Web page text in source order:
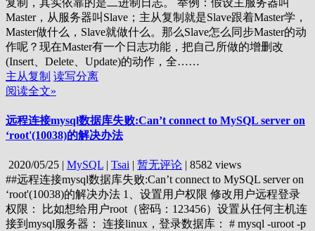
Master，从服务器叫Slave；主从复制就是Slave跟着Master学，
Master做什么，Slave就做什么。那么Slave怎么同步Master的动
作呢？现在Master有一个日志功能，把自己所做的增删改
(Insert、Delete、Update)的动作，全……
主从复制 读写分离
阅读全文»
远程连接mysql数据库失败:Can’t connect to MySQL server on
‘root'(10038)的解决办法
2020/05/25 | MySQL | Tsai | 暂无评论 | 8582 views
##远程连接mysql数据库失败:Can’t connect to MySQL server on
‘root'(10038)的解决办法 1、设置用户权限 修改用户远程登录
权限： 比如想给用户root（密码：123456）设置从任何主机连
接到mysql服务器： 连接linux，登录数据库： # mysql -uroot -p